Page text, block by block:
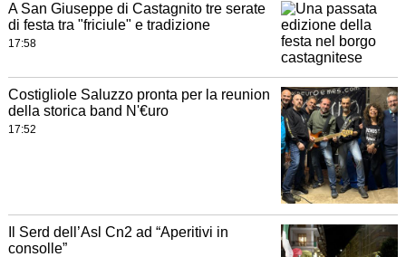
A San Giuseppe di Castagnito tre serate
di festa tra "friciule" e tradizione
17:58
Costigliole Saluzzo pronta per la reunion
della storica band N'€uro
17:52
Il Serd dell’Asl Cn2 ad “Aperitivi in
consolle”